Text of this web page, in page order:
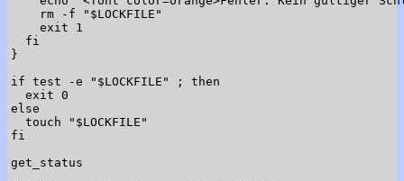
    rm -f "$LOCKFILE"
    exit 1
  fi
}
if test -e "$LOCKFILE" ; then
  exit 0
else
  touch "$LOCKFILE"
fi
get_status